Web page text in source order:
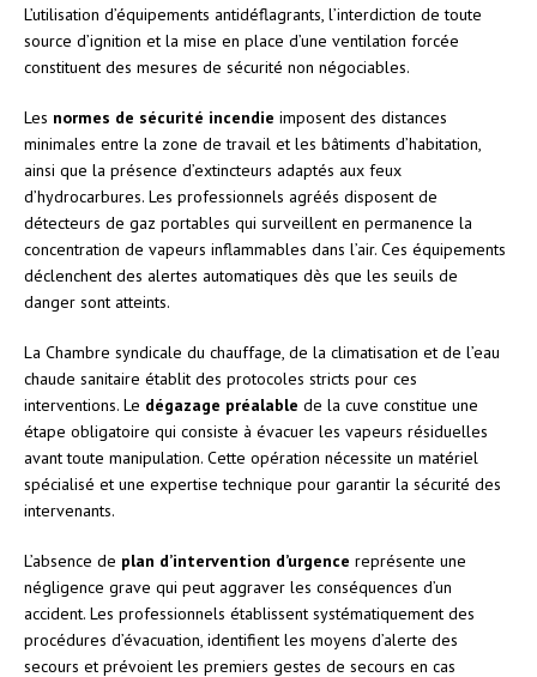
L’utilisation d’équipements antidéflagrants, l’interdiction de toute
source d’ignition et la mise en place d’une ventilation forcée
constituent des mesures de sécurité non négociables.
Les normes de sécurité incendie imposent des distances
minimales entre la zone de travail et les bâtiments d’habitation,
ainsi que la présence d’extincteurs adaptés aux feux
d’hydrocarbures. Les professionnels agréés disposent de
détecteurs de gaz portables qui surveillent en permanence la
concentration de vapeurs inflammables dans l’air. Ces équipements
déclenchent des alertes automatiques dès que les seuils de
danger sont atteints.
La Chambre syndicale du chauffage, de la climatisation et de l’eau
chaude sanitaire établit des protocoles stricts pour ces
interventions. Le dégazage préalable de la cuve constitue une
étape obligatoire qui consiste à évacuer les vapeurs résiduelles
avant toute manipulation. Cette opération nécessite un matériel
spécialisé et une expertise technique pour garantir la sécurité des
intervenants.
L’absence de plan d’intervention d’urgence représente une
négligence grave qui peut aggraver les conséquences d’un
accident. Les professionnels établissent systématiquement des
procédures d’évacuation, identifient les moyens d’alerte des
secours et prévoient les premiers gestes de secours en cas